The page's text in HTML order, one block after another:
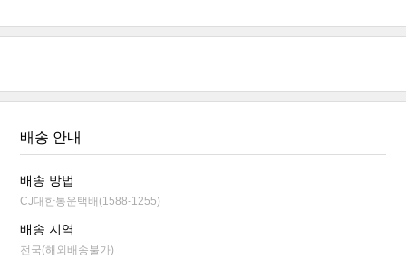
배송 안내
배송 방법
CJ대한통운택배(1588-1255)
배송 지역
전국(해외배송불가)